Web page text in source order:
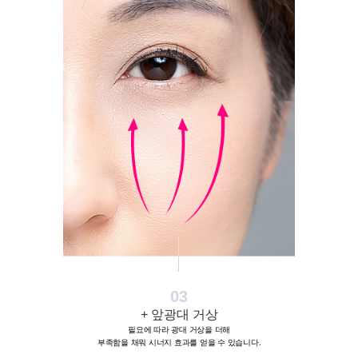
03
+ 앞광대 거상
필요에 따라 광대 거상을 더해
부족함을 채워 시너지 효과를 얻을 수 있습니다.